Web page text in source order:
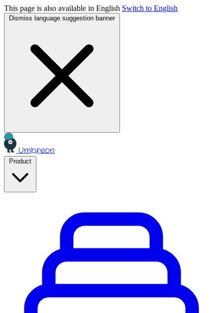
This page is also available in English Switch to English
Dismiss language suggestion banner
Umbreon